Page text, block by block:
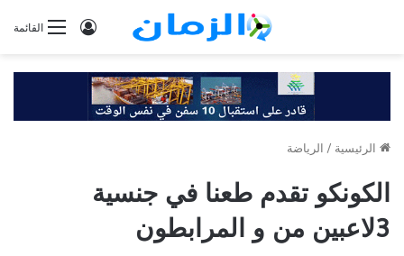
القائمةتسجيل
الرئيسية / الرياضة
الكونكو تقدم طعنا في جنسية
3لاعبين من و المرابطون